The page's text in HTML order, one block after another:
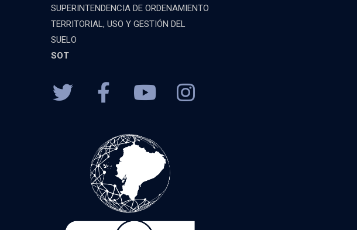
SUPERINTENDENCIA DE ORDENAMIENTO
TERRITORIAL, USO Y GESTIÓN DEL
SUELO
SOT